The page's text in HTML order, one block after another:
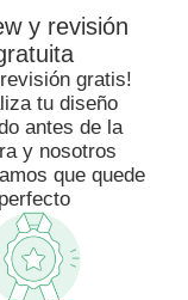
y revisión
revisión gratis!
tu diseño
antes de la
y nosotros
que quede
perfecto